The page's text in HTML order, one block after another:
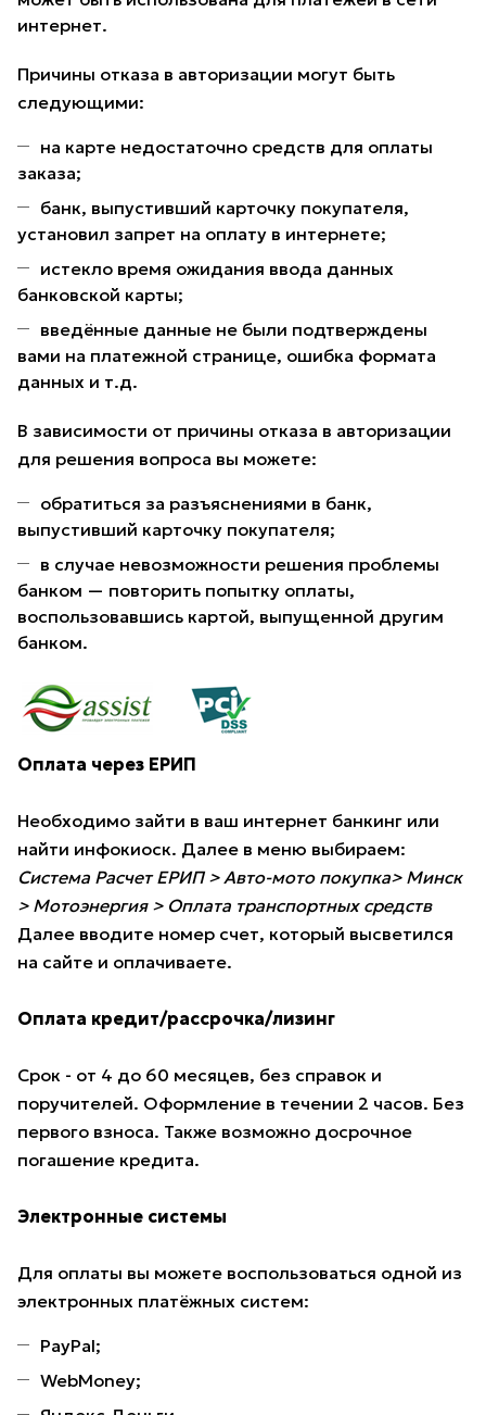
интернет.
Причины отказа в авторизации могут быть
следующими:
на карте недостаточно средств для оплаты
заказа;
банк, выпустивший карточку покупателя,
установил запрет на оплату в интернете;
истекло время ожидания ввода данных
банковской карты;
введённые данные не были подтверждены
вами на платежной странице, ошибка формата
данных и т.д.
В зависимости от причины отказа в авторизации
для решения вопроса вы можете:
обратиться за разъяснениями в банк,
выпустивший карточку покупателя;
в случае невозможности решения проблемы
банком — повторить попытку оплаты,
воспользовавшись картой, выпущенной другим
банком.
Оплата через ЕРИП
Необходимо зайти в ваш интернет банкинг или
найти инфокиоск. Далее в меню выбираем:
Система Расчет ЕРИП > Авто-мото покупка> Минск
> Мотоэнергия > Оплата транспортных средств
Далее вводите номер счет, который высветился
на сайте и оплачиваете.
Оплата кредит/рассрочка/лизинг
Срок - от 4 до 60 месяцев, без справок и
поручителей. Оформление в течении 2 часов. Без
первого взноса. Также возможно досрочное
погашение кредита.
Электронные системы
Для оплаты вы можете воспользоваться одной из
электронных платёжных систем:
PayPal;
WebMoney;